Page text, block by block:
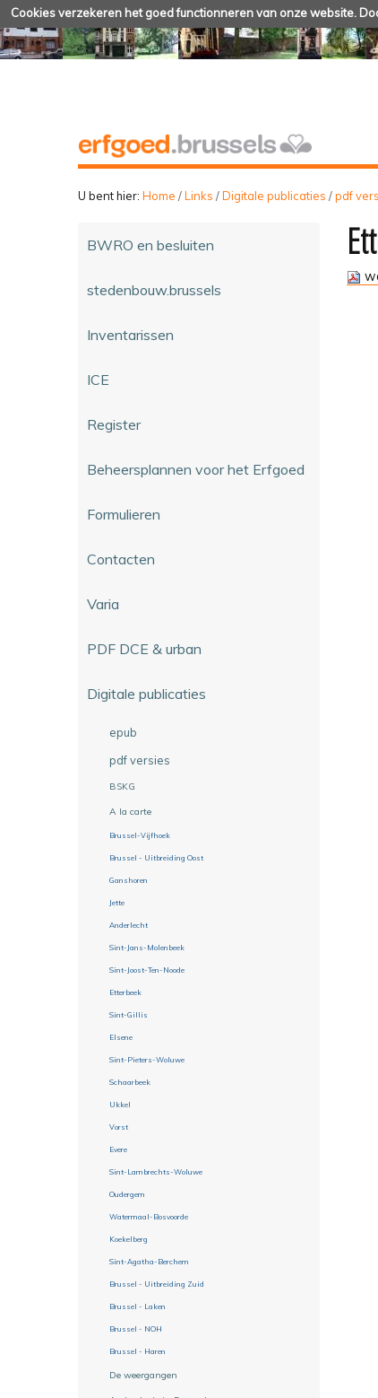
Cookies verzekeren het goed functionneren van onze website.
U bent hier: Home /Links /Digitale publicaties /pdf
BWRO en besluiten
stedenbouw.brussels
Inventarissen
ICE
Register
Beheersplannen voor het Erfgoed
Formulieren
Contacten
Varia
PDF DCE & urban
Digitale publicaties
epub
pdf versies
BSKG
A la carte
Brussel-Vijfhoek
Brussel - Uitbreiding Oost
Ganshoren
Jette
Anderlecht
Sint-Jans-Molenbeek
Sint-Joost-Ten-Noode
Etterbeek
Sint-Gillis
Elsene
Sint-Pieters-Woluwe
Schaarbeek
Ukkel
Vorst
Evere
Sint-Lambrechts-Woluwe
Oudergem
Watermaal-Bosvoorde
Koekelberg
Sint-Agatha-Berchem
Brussel - Uitbreiding Zuid
Brussel - Laken
Brussel - NOH
Brussel - Haren
De weergangen